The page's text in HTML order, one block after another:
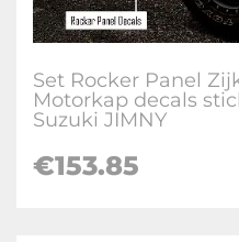
Set Rocker Panel
Motorkap decals
Suzuki JIMNY
€153.85